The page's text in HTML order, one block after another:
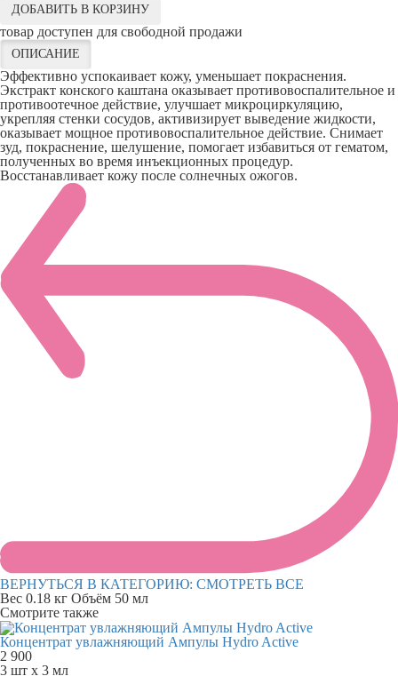
ДОБАВИТЬ В КОРЗИНУ
товар доступен для свободной продажи
ОПИСАНИЕ
Эффективно успокаивает кожу, уменьшает покраснения.
Экстракт конского каштана оказывает противовоспалительное и
противоотечное действие, улучшает микроциркуляцию,
укрепляя стенки сосудов, активизирует выведение жидкости,
оказывает мощное противовоспалительное действие. Снимает
зуд, покраснение, шелушение, помогает избавиться от гематом,
полученных во время инъекционных процедур.
Восстанавливает кожу после солнечных ожогов.
ВЕРНУТЬСЯ В КАТЕГОРИЮ: СМОТРЕТЬ ВСЕ
Вес 0.18 кг Объём 50 мл
Смотрите также
Концентрат увлажняющий Ампулы Hydro Active
2 900
3 шт х 3 мл